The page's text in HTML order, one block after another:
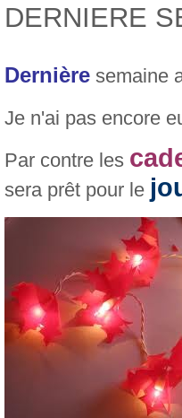
DERNIERE
Dernière semaine
Je n'ai pas encore
Par contre les
sera prêt pour le